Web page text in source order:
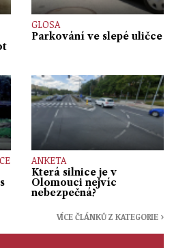
GLOSA
Parkování ve slepé uličce
ANKETA
Která silnice je v
Olomouci nejvíc
nebezpečná?
VÍCE ČLÁNKŮ Z KATEGORIE ›